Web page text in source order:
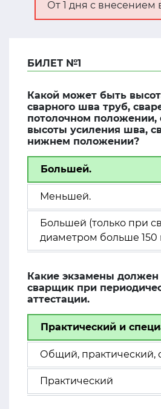
От 1 дня с
БИЛЕТ №1
Какой может быть
сварного шва труб,
потолочном положении,
высоты усиления шва,
нижнем положении?
Большей.
Меньшей.
Большей (только при
диаметром больше 150
Какие экзамены должен
сварщик при
аттестации.
Практический и
Общий, практический,
Практический